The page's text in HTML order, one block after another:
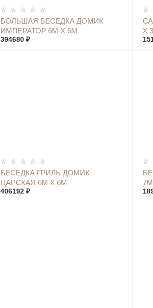
БОЛЬШАЯ БЕСЕДКА ДОМИК
ИМПЕРАТОР 6М Х 6М
394680 ₽
КУПИТЬ
Х
БЕСЕДКА ГРИЛЬ ДОМИК
ЦАРСКАЯ 6М Х 6М
406192 ₽
КУПИТЬ
7М